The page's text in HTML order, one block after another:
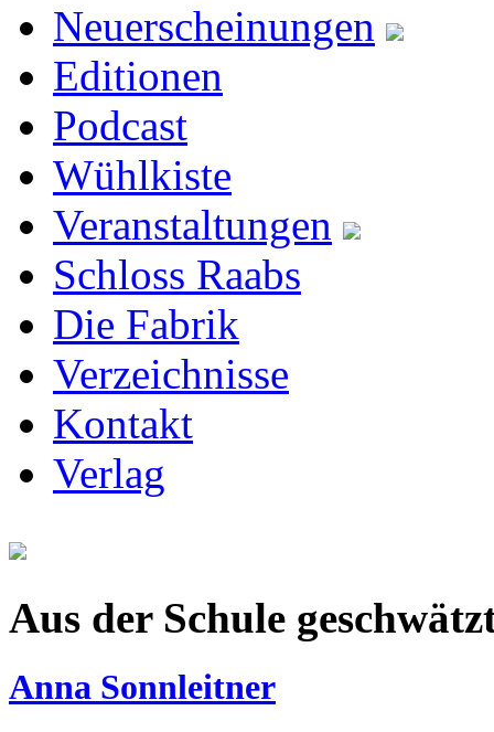
Neuerscheinungen
Editionen
Podcast
Wühlkiste
Veranstaltungen
Schloss Raabs
Die Fabrik
Verzeichnisse
Kontakt
Verlag
Aus der Schule
Anna Sonnleitner